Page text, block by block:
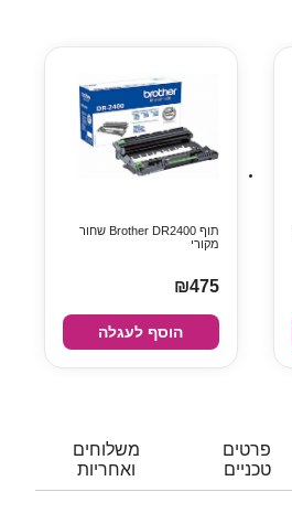
תוף Brother DR2400 שחור
מקורי
₪475
הוסף לעגלה
פרטים
טכניים
משלוחים
ואחריות